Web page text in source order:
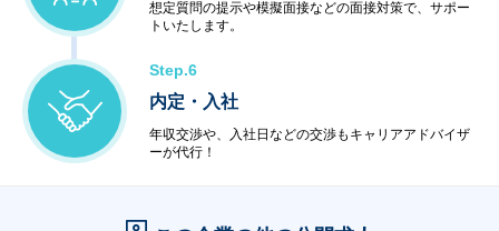
想定質問の提示や模擬面接などの面接対策で、サポー
トいたします。
Step.6
内定・入社
年収交渉や、入社日などの交渉もキャリアアドバイザ
ーが代行！